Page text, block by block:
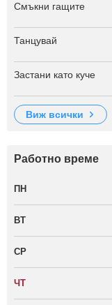
Смъкни гащите
Танцувай
Застани като куче
виж всички
Работно време
ПН
ВТ
СР
ЧТ